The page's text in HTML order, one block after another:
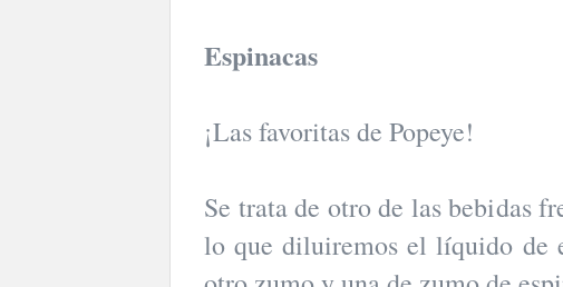
Espinacas
¡Las favoritas de Popeye!
Se trata de otro de las bebidas
lo que diluiremos el líquido de